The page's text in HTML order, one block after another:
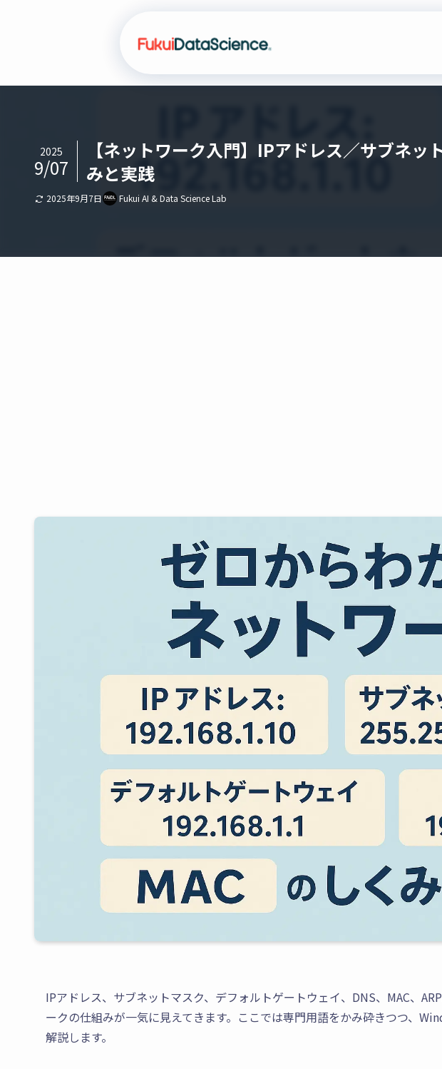
【ネットワーク入門】IPアドレス／サブネ
みと実践
2025
9/07
2025年9月7日 Fukui AI & Data Science Lab
IPアドレス、サブネットマスク、デフォルトゲートウェイ、DNS、MAC、
ークの仕組みが一気に見えてきます。ここでは専門用語をかみ砕きつつ、
解説します。